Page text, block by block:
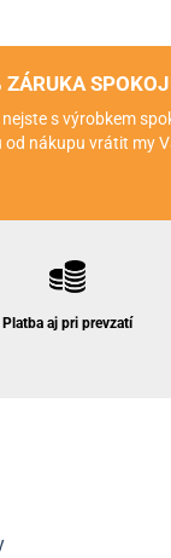
ZÁRUKA
s výrobkem
od nákupu vrátit my
Platba aj pri prevzatí